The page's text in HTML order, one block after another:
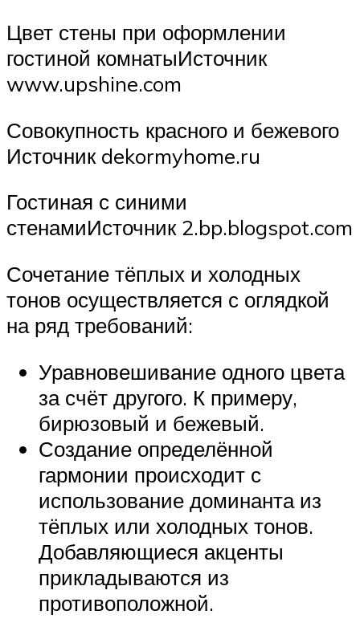
Цвет стены при оформлении
гостиной комнатыИсточник
www.upshine.com
Совокупность красного и бежевого
Источник dekormyhome.ru
Гостиная с синими
стенамиИсточник 2.bp.blogspot.com
Сочетание тёплых и холодных
тонов осуществляется с оглядкой
на ряд требований:
Уравновешивание одного цвета
за счёт другого. К примеру,
бирюзовый и бежевый.
Создание определённой
гармонии происходит с
использование доминанта из
тёплых или холодных тонов.
Добавляющиеся акценты
прикладываются из
противоположной.